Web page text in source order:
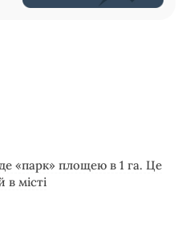
«парк» площею в 1 га. Це
місті